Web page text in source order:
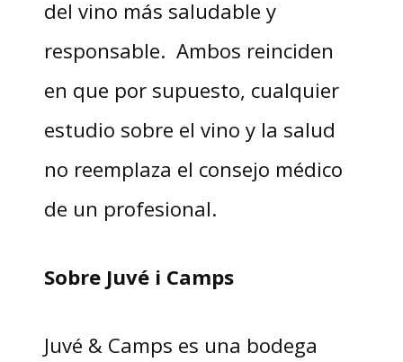
del vino más saludable y
responsable. Ambos reinciden
en que por supuesto, cualquier
estudio sobre el vino y la salud
no reemplaza el consejo médico
de un profesional.
Sobre Juvé i Camps
Juvé & Camps es una bodega